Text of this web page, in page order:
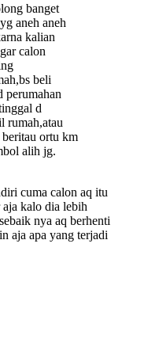
banget
aneh aneh
kalian
calon
beli
perumahan
d
rumah,atau
ortu km
alih jg.
cuma calon aq itu
kalo dia lebih
nya aq berhenti
aja apa yang terjadi